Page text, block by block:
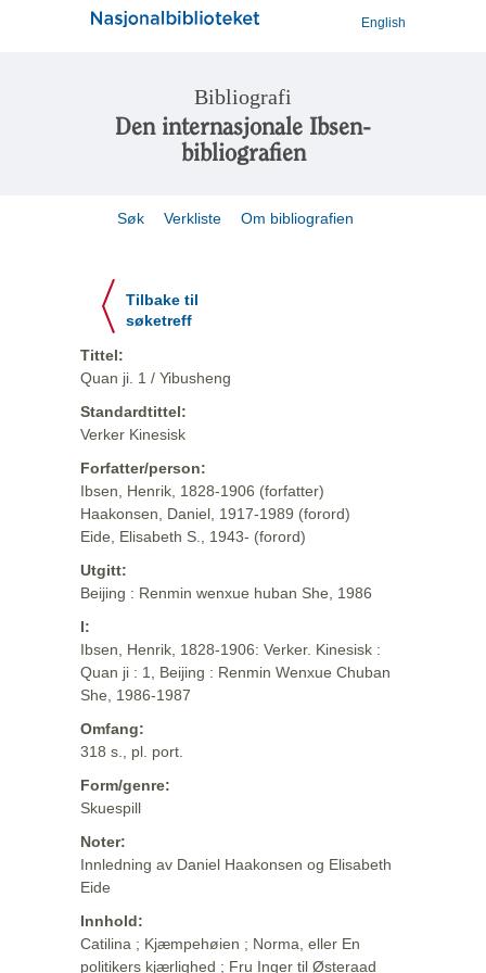
English
Bibliografi
Den internasjonale Ibsen-
bibliografien
Søk Verkliste Om bibliografien
Tilbake til
søketreff
Tittel:
Quan ji. 1 / Yibusheng
Standardtittel:
Verker Kinesisk
Forfatter/person:
Ibsen, Henrik, 1828-1906 (forfatter)
Haakonsen, Daniel, 1917-1989 (forord)
Eide, Elisabeth S., 1943- (forord)
Utgitt:
Beijing : Renmin wenxue huban She, 1986
I:
Ibsen, Henrik, 1828-1906: Verker. Kinesisk :
Quan ji : 1, Beijing : Renmin Wenxue Chuban
She, 1986-1987
Omfang:
318 s., pl. port.
Form/genre:
Skuespill
Noter:
Innledning av Daniel Haakonsen og Elisabeth
Eide
Innhold:
Catilina ; Kjæmpehøien ; Norma, eller En
politikers kjærlighed ; Fru Inger til Østeraad